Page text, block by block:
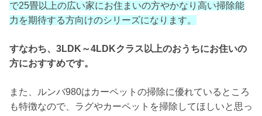
で25畳以上の広い家にお住まいの方やかなり高い掃除能
力を期待する方向けのシリーズになります。
すなわち、3LDK～4LDKクラス以上のおうちにお住いの
方におすすめです。
また、ルンバ980はカーペットの掃除に優れているところ
も特徴なので、ラグやカーペットを掃除してほしいと思っ